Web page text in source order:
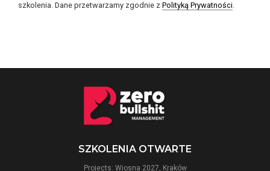
szkolenia. Dane przetwarzamy zgodnie z Polityką Prywatności.
SZKOLENIA OTWARTE
Projects: Wiosna 2027, Kraków